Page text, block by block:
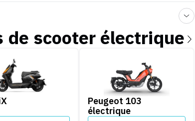
de scooter électrique
Peugeot 103 électrique
Peugeot 103
électrique